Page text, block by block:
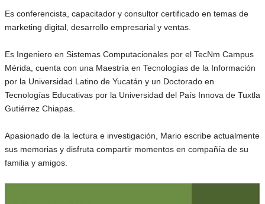
Es conferencista, capacitador y consultor certificado en temas de
marketing digital, desarrollo empresarial y ventas.
Es Ingeniero en Sistemas Computacionales por el TecNm Campus
Mérida, cuenta con una Maestría en Tecnologías de la Información
por la Universidad Latino de Yucatán y un Doctorado en
Tecnologías Educativas por la Universidad del País Innova de Tuxtla
Gutiérrez Chiapas.
Apasionado de la lectura e investigación, Mario escribe actualmente
sus memorias y disfruta compartir momentos en compañía de su
familia y amigos.